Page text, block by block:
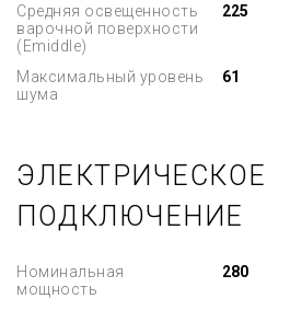
Средняя освещенность
варочной поверхности
(Emiddle)
225
Максимальный уровень
шума
61
ЭЛЕКТРИЧЕСКОЕ
ПОДКЛЮЧЕНИЕ
Номинальная
мощность
280